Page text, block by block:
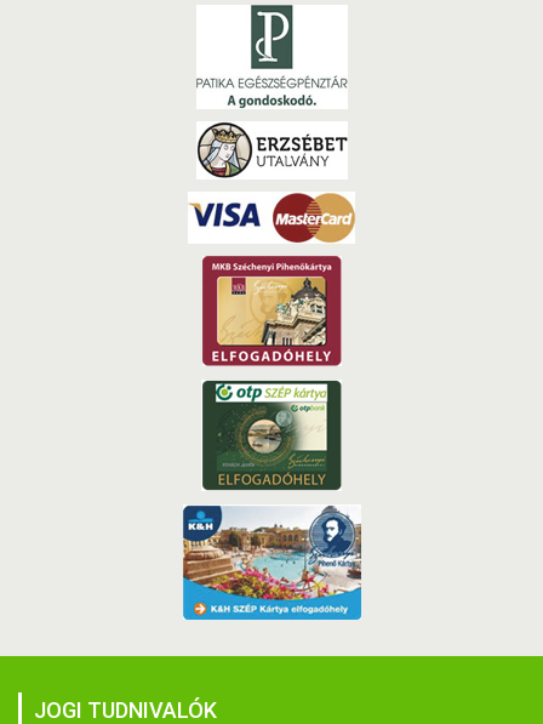
JOGI TUDNIVALÓK